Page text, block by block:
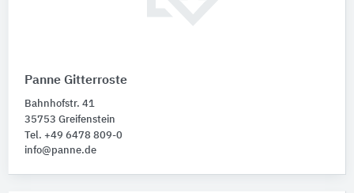
Panne Gitterroste
Bahnhofstr. 41
35753 Greifenstein
Tel. +49 6478 809-0
info@panne.de